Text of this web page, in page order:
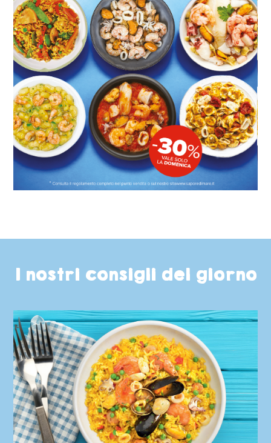
I nostri consigli del giorno